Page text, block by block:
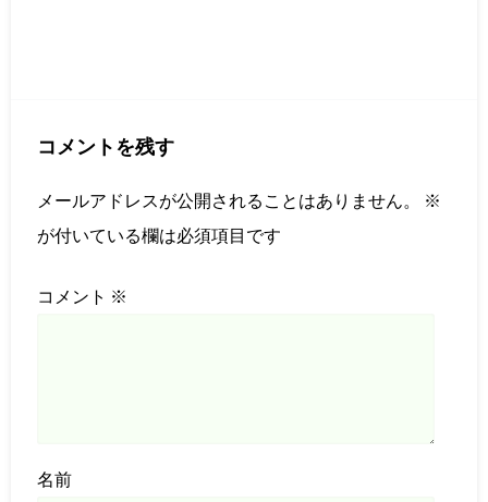
コメントを残す
メールアドレスが公開されることはありません。
※
が付いている欄は必須項目です
コメント ※
名前